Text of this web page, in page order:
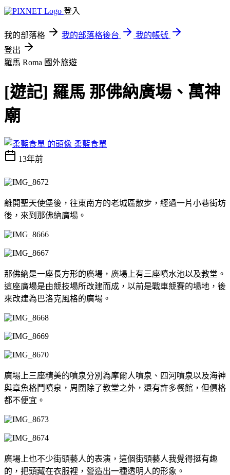
登入
我的部落格 我的部落格後台
我的帳號
登出
羅馬 Roma 國外旅遊
[遊記] 羅馬 那佛納廣場、萬神
廟
柔藍食單
13年前
離開聖天使堡後，往東南方的老城區散步，經過一片小巷街坊
後，來到那佛納廣場。
那佛納是一座長方形的廣場，廣場上有三座噴水池以及教堂。
這座廣場是由競技場所改建而成，以前是戰車競賽的場地，後
來改建為巴洛克風格的廣場。
廣場上三座精美的噴泉分別為摩爾人噴泉、四河噴泉以及海神
與章魚格鬥噴泉，周圍除了教堂之外，還有許多餐館，但價格
都不便宜。
廣場上也不少街頭藝人的表演，這個街頭藝人我覺得挺有趣
的，把頭藏在衣服裡，營造出一種透明人的形象。